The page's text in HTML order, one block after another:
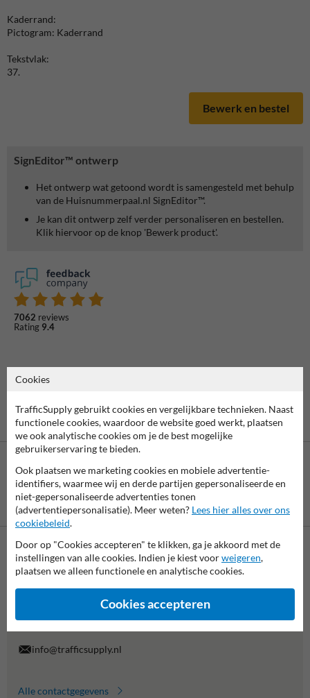
SignEditor™ ontwerp
Het ontwerp wat getoond wordt is samengesteld met behulp
van de Huisnummerpaal.nl SignEditor™.
Je kan dit ontwerp zelf verder personaliseren en bestellen.
Klik hiervoor op de knop 'Bewerk product'.
7062 reviews
Rating 9.4
Kaderrand:
Pictogram: Kaderrand
Tekstvlak:
37.
Bewerk en bestel
Betaling achteraf
is mogelijk
Neem contact met ons op
Wij zijn op werkdagen (van 8.00 tot 17.00) te bereiken op 038-
Vragen? Stuur een e-mail naarinfo@trafficsupply.nl
formulier in en we reageren zo spoedig mogelijk.
info@trafficsupply.nl
Alle contactgegevens
Cookies
TrafficSupply gebruikt cookies en vergelijkbare technieken. Naast
functionele cookies, waardoor de website goed werkt, plaatsen
we ook analytische cookies om je de best mogelijke
gebruikerservaring te bieden.
Ook plaatsen we marketing cookies en mobiele advertentie-
identifiers, waarmee wij en derde partijen gepersonaliseerde en
niet-gepersonaliseerde advertenties tonen
(advertentiepersonalisatie). Meer weten? Lees hier alles over ons
cookiebeleid.
Door op "Cookies accepteren" te klikken, ga je akkoord met de
instellingen van alle cookies. Indien je kiest voorweigeren,
plaatsen we alleen functionele en analytische cookies.
Cookies accepteren